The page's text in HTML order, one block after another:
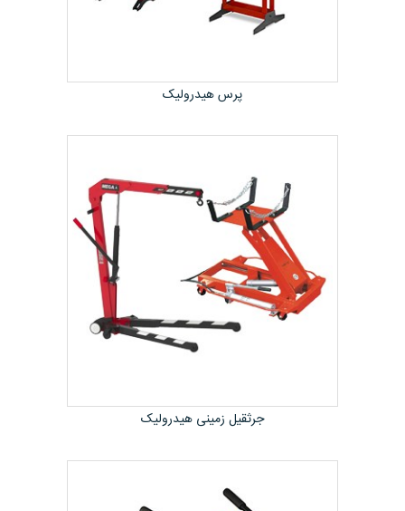
پرس هیدرولیک
جرثقیل زمینی هیدرولیک